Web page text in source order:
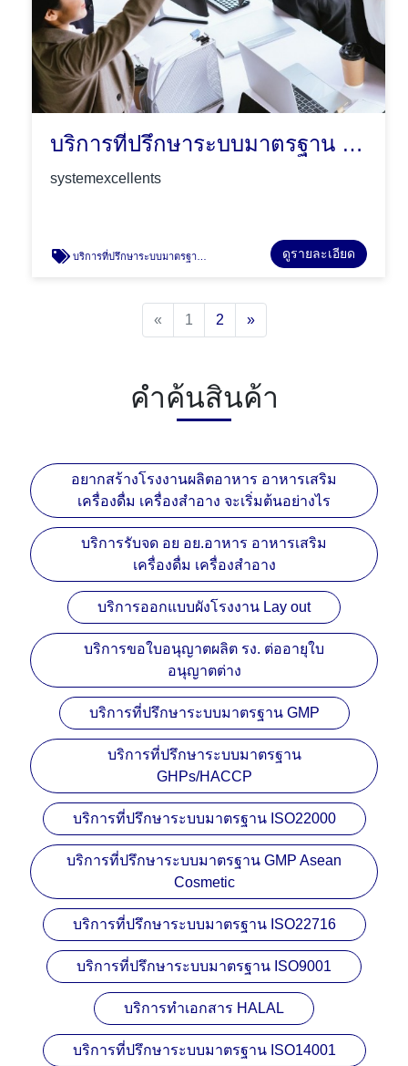
บริการที่ปรึกษาระบบมาตรฐาน ISO9001
systemexcellents
บริการที่ปรึกษาระบบมาตรฐาน ISO9001 ดูรายละเอียด
«Previous
1 2 »Next
คำค้นสินค้า
อยากสร้างโรงงานผลิตอาหาร อาหารเสริม
เครื่องดื่ม เครื่องสำอาง จะเริ่มต้นอย่างไร
บริการรับจด อย อย.อาหาร อาหารเสริม
เครื่องดื่ม เครื่องสำอาง
บริการออกแบบผังโรงงาน Lay out
บริการขอใบอนุญาตผลิต รง. ต่ออายุใบ
อนุญาตต่าง
บริการที่ปรึกษาระบบมาตรฐาน GMP
บริการที่ปรึกษาระบบมาตรฐาน
GHPs/HACCP
บริการที่ปรึกษาระบบมาตรฐาน ISO22000
บริการที่ปรึกษาระบบมาตรฐาน GMP Asean
Cosmetic
บริการที่ปรึกษาระบบมาตรฐาน ISO22716
บริการที่ปรึกษาระบบมาตรฐาน ISO9001
บริการทำเอกสาร HALAL
บริการที่ปรึกษาระบบมาตรฐาน ISO14001